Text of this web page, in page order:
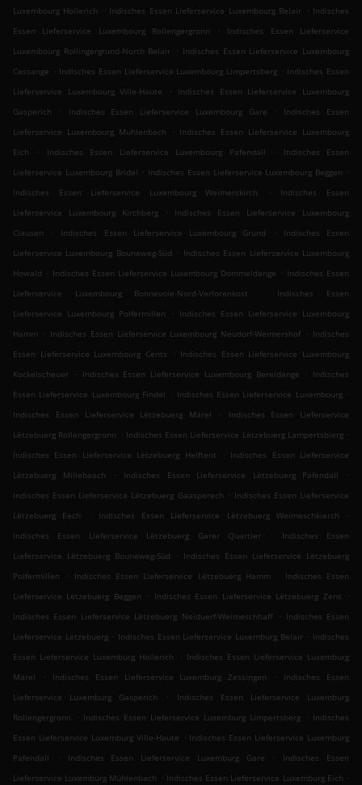
Luxembourg Hollerich . Indisches Essen Lieferservice Luxembourg Belair . Indisches
Essen Lieferservice Luxembourg Rollengergronn
.
Indisches Essen Lieferservice
Luxembourg Rollingergrund-North Belair . Indisches Essen Lieferservice Luxembourg
Cessange . Indisches Essen Lieferservice Luxembourg Limpertsberg . Indisches Essen
Lieferservice Luxembourg Ville-Haute
.
Indisches Essen Lieferservice Luxembourg
Gasperich
. Indisches Essen Lieferservice Luxembourg Gare .
Indisches Essen
Lieferservice Luxembourg Muhlenbach
. Indisches Essen Lieferservice Luxembourg
Eich
. Indisches Essen Lieferservice Luxembourg Pafendall .
Indisches Essen
Lieferservice Luxembourg Bridel . Indisches Essen Lieferservice Luxembourg Beggen .
Indisches Essen Lieferservice Luxembourg Weimerskirch
.
Indisches Essen
Lieferservice Luxembourg Kirchberg
.
Indisches Essen Lieferservice Luxembourg
Clausen
. Indisches Essen Lieferservice Luxembourg Grund .
Indisches Essen
Lieferservice Luxembourg Bouneweg-Süd . Indisches Essen Lieferservice Luxembourg
Howald . Indisches Essen Lieferservice Luxembourg Dommeldange . Indisches Essen
Lieferservice Luxembourg Bonnevoie-Nord-Verlorenkost
.
Indisches Essen
Lieferservice Luxembourg Polfermillen
. Indisches Essen Lieferservice Luxembourg
Hamm
. Indisches Essen Lieferservice Luxembourg Neudorf-Weimershof . Indisches
Essen Lieferservice Luxembourg Cents
. Indisches Essen Lieferservice Luxembourg
Kockelscheuer
. Indisches Essen Lieferservice Luxembourg Bereldange . Indisches
Essen Lieferservice Luxembourg Findel . Indisches Essen Lieferservice Luxembourg .
Indisches Essen Lieferservice Lëtzebuerg Märel
.
Indisches Essen Lieferservice
Lëtzebuerg Rollengergronn . Indisches Essen Lieferservice Lëtzebuerg Lampertsbierg .
Indisches Essen Lieferservice Lëtzebuerg Helftent
. Indisches Essen Lieferservice
Lëtzebuerg Millebaach
. Indisches Essen Lieferservice Lëtzebuerg Pafendall
.
Indisches Essen Lieferservice Lëtzebuerg Gaasperech . Indisches Essen Lieferservice
Lëtzebuerg Eech
. Indisches Essen Lieferservice Lëtzebuerg Weimeschkierch
.
Indisches Essen Lieferservice Lëtzebuerg Garer Quartier
.
Indisches Essen
Lieferservice Lëtzebuerg Bouneweg-Süd
. Indisches Essen Lieferservice Lëtzebuerg
Polfermillen
. Indisches Essen Lieferservice Lëtzebuerg Hamm .
Indisches Essen
Lieferservice Lëtzebuerg Beggen
. Indisches Essen Lieferservice Lëtzebuerg Zens
.
Indisches Essen Lieferservice Lëtzebuerg Neiduerf-Weimeschhaff . Indisches Essen
Lieferservice Lëtzebuerg . Indisches Essen Lieferservice Luxemburg Belair . Indisches
Essen Lieferservice Luxemburg Hollerich
. Indisches Essen Lieferservice Luxemburg
Märel
. Indisches Essen Lieferservice Luxemburg Zessingen .
Indisches Essen
Lieferservice Luxemburg Gasperich
.
Indisches Essen Lieferservice Luxemburg
Rollengergronn
. Indisches Essen Lieferservice Luxemburg Limpertsberg . Indisches
Essen Lieferservice Luxemburg Ville-Haute . Indisches Essen Lieferservice Luxemburg
Pafendall
. Indisches Essen Lieferservice Luxemburg Gare .
Indisches Essen
Lieferservice Luxemburg Mühlenbach . Indisches Essen Lieferservice Luxemburg Eich .